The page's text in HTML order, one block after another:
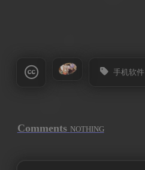
手机软件
Comments NOTHING